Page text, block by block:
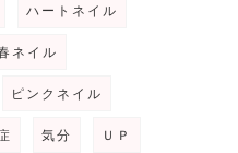
ハートネイル
ネイル
ピンクネイル
気分 ＵＰ